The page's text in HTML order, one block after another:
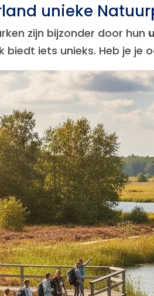
unieke
zijn bijzonder door hun
biedt iets unieks. Heb je